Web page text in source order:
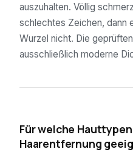
auszuhalten. Völlig
schlechtes Zeichen, dann
Wurzel nicht. Die
ausschließlich moderne
Für welche
Haarentfernung